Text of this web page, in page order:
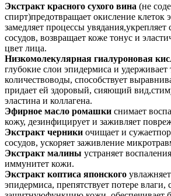
Экстракт красного сухого вина (не
спирт)предотвращает окисление клеток
замедляет процессы
сосудов, возвращает коже тонус и
цвет лица.
Низкомолекулярная гиалуроновая
глубокие слои эпидермиса и удерживает
количествоводы, способствует
придает ей здоровый, сияющий
эластина и коллагена.
Эфирное масло ромашки снимает
кожу, дезинфицирует и заживляет
Экстракт черники очищает и
сосудов, ускоряет заживление
Экстракт малины устраняет
иммунитет кожи.
Экстракт коптиса японского
эпидермиса, препятствует потере влаги,